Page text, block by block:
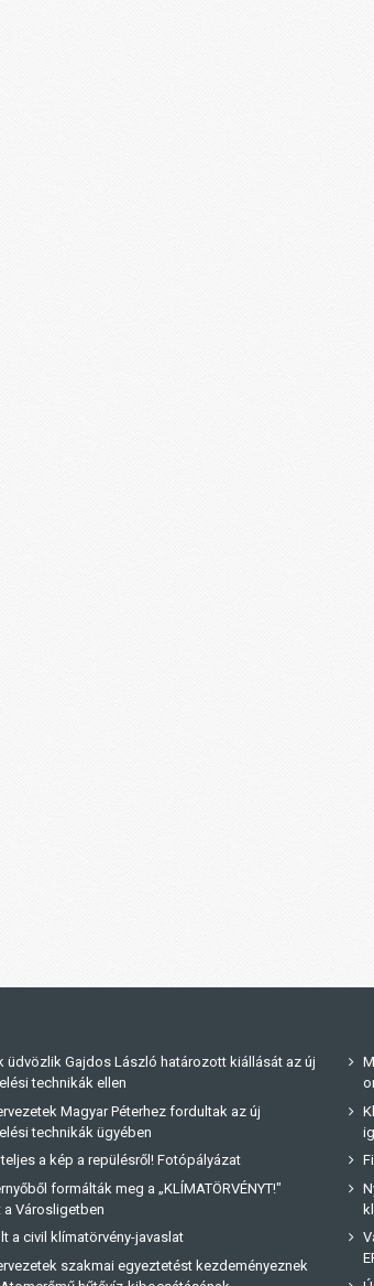
üdvözlik Gajdos László határozott kiállását az új
technikák ellen
Magyar Péterhez fordultak az új
technikák ügyében
a kép a repülésről! Fotópályázat
formálták meg a „KLÍMATÖRVÉNYT!"
Városligetben
a civil klímatörvény-javaslat
szakmai egyeztetést kezdeményeznek